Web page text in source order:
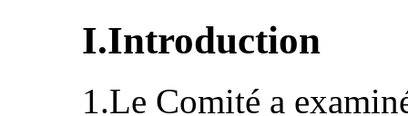
I.Introduction
1.Le Comité a